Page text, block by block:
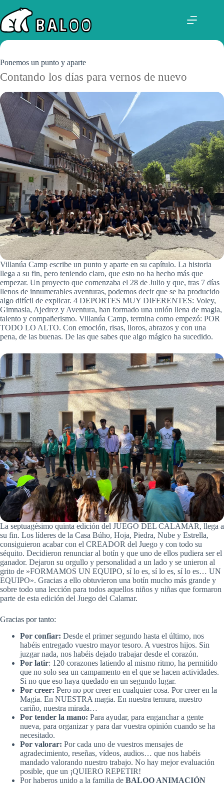
contenido
Ponemos un punto y aparte
Contando los días para vernos de nuevo
Villanúa Camp escribe un punto y aparte en su capítulo. La historia
llega a su fin, pero teniendo claro, que esto no ha hecho más que
empezar. Un proyecto que comenzaba el 28 de Julio y que, tras 7 días
llenos de innumerables aventuras, podemos decir que se ha producido
algo difícil de explicar. 4 DEPORTES MUY DIFERENTES: Voley,
Gimnasia, Ajedrez y Aventura, han formado una unión llena de magia,
talento y compañerismo. Villanúa Camp, termina como empezó: POR
TODO LO ALTO. Con emoción, risas, lloros, abrazos y con una
pena, de las buenas. De las que sabes que algo mágico ha sucedido.
La septuagésimo quinta edición del JUEGO DEL CALAMAR, llega a
su fin. Los líderes de la Casa Búho, Hoja, Piedra, Nube y Estrella,
consiguieron acabar con el CREADOR del Juego y con todo su
séquito. Decidieron renunciar al botín y que uno de ellos pudiera ser el
ganador. Dejaron su orgullo y personalidad a un lado y se unieron al
grito de »FORMAMOS UN EQUIPO, sí lo es, sí lo es, sí lo es… UN
EQUIPO». Gracias a ello obtuvieron una botín mucho más grande y
sobre todo una lección para todos aquellos niños y niñas que formaron
parte de esta edición del Juego del Calamar.
Gracias por tanto:
Por confiar: Desde el primer segundo hasta el último, nos
habéis entregado vuestro mayor tesoro. A vuestros hijos. Sin
juzgar nada, nos habéis dejado trabajar desde el corazón.
Por latir: 120 corazones latiendo al mismo ritmo, ha permitido
que no solo sea un campamento en el que se hacen actividades.
Si no que eso haya quedado en un segundo lugar.
Por creer: Pero no por creer en cualquier cosa. Por creer en la
Magia. En NUESTRA magia. En nuestra ternura, nuestro
cariño, nuestra mirada…
Por tender la mano: Para ayudar, para enganchar a gente
nueva, para organizar y para dar vuestra opinión cuando se ha
necesitado.
Por valorar: Por cada uno de vuestros mensajes de
agradecimiento, reseñas, vídeos, audios… que nos habéis
mandado valorando nuestro trabajo. No hay mejor evaluación
posible, que un ¡QUIERO REPETIR!
Por haberos unido a la familia de BALOO ANIMACIÓN